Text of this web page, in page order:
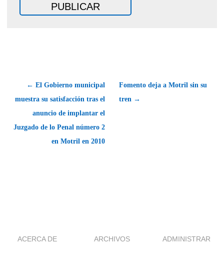
← El Gobierno municipal
muestra su satisfacción tras el
anuncio de implantar el
Juzgado de lo Penal número 2
en Motril en 2010
Fomento deja a Motril sin su
tren →
ACERCA DE ARCHIVOS ADMINISTRAR